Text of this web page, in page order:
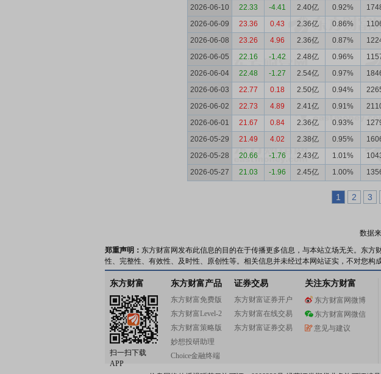
2026-06-10
22.33 -4.41 2.40亿 0.92%
2026-06-09
23.36 0.43 2.36亿 0.86%
2026-06-08
23.26 4.96 2.36亿 0.87%
2026-06-05
22.16 -1.42 2.48亿 0.96%
2026-06-04
22.48 -1.27 2.54亿 0.97%
2026-06-03
22.77 0.18 2.50亿 0.94%
2026-06-02
22.73 4.89 2.41亿 0.91%
2026-06-01
21.67 0.84 2.36亿 0.93%
2026-05-29
21.49 4.02 2.38亿 0.95%
2026-05-28
20.66 -1.76 2.43亿 1.01%
2026-05-27
21.03 -1.96 2.45亿 1.00%
1 2 3
数据
郑重声明： 东方财富网发布此信息的目的在于传播更多信息，与本站立场无关。东
性、完整性、有效性、及时性、原创性等。相关信息并未经过本网站证实，不对您构
东方财富
扫一扫下载
APP
东方财富产品
东方财富免费版
东方财富Level-2
东方财富策略版
妙想投研助理
Choice金融终端
证券交易
东方财富证券开户
东方财富在线交易
东方财富证券交易
关注东方财富
东方财富网微博
东方财富网微信
意见与建议